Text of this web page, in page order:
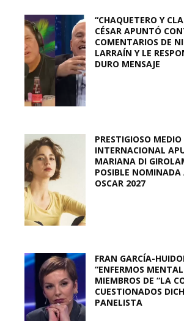
“CHAQUETERO Y
CÉSAR APUNTÓ
COMENTARIOS DE
LARRAÍN Y LE
DURO MENSAJE
PRESTIGIOSO MEDIO
INTERNACIONAL
MARIANA DI
POSIBLE NOMINADA
OSCAR 2027
FRAN GARCÍA-
“ENFERMOS
MIEMBROS DE “LA
CUESTIONADOS
PANELISTA